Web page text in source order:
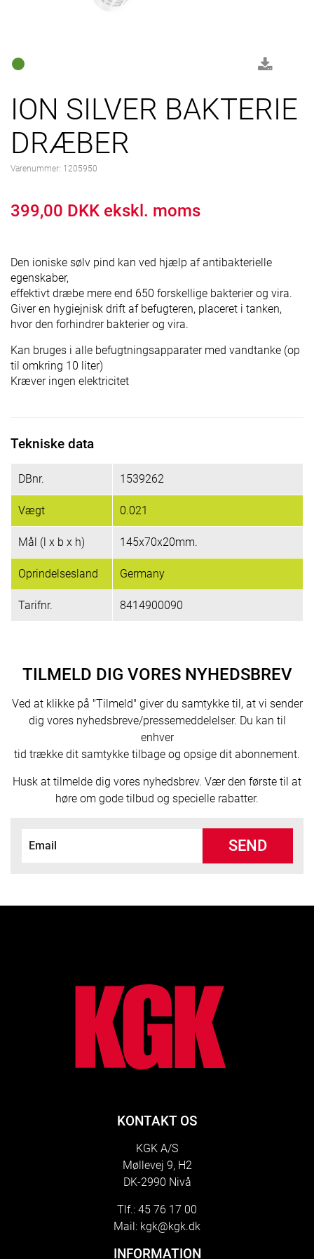
ION SILVER BAKTERIE
DRÆBER
Varenummer: 1205950
399,00 DKK ekskl. moms
Den ioniske sølv pind kan ved hjælp af antibakterielle
egenskaber,
effektivt dræbe mere end 650 forskellige bakterier og vira.
Giver en hygiejnisk drift af befugteren, placeret i tanken,
hvor den forhindrer bakterier og vira.
Kan bruges i alle befugtningsapparater med vandtanke (op
til omkring 10 liter)
Kræver ingen elektricitet
Tekniske data
DBnr. 1539262
Vægt 0.021
Mål (l x b x h) 145x70x20mm.
Oprindelsesland Germany
Tarifnr. 8414900090
TILMELD DIG VORES NYHEDSBREV
Ved at klikke på "Tilmeld" giver du samtykke til, at vi sender
dig vores nyhedsbreve/pressemeddelelser. Du kan til
enhver
tid trække dit samtykke tilbage og opsige dit abonnement.
Husk at tilmelde dig vores nyhedsbrev. Vær den første til at
høre om gode tilbud og specielle rabatter.
SEND
KONTAKT OS
KGK A/S
Møllevej 9, H2
DK-2990 Nivå
Tlf.: 45 76 17 00
Mail: kgk@kgk.dk
INFORMATION